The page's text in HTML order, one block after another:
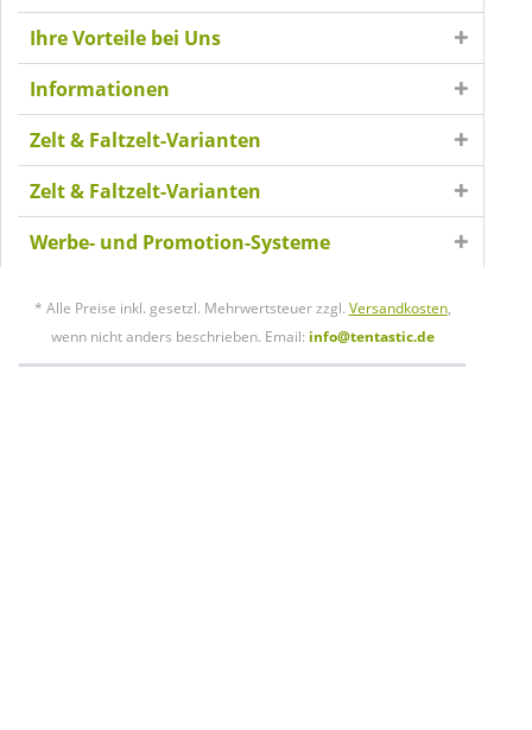
Ihre Vorteile bei Uns
Informationen
Zelt & Faltzelt-Varianten
Zelt & Faltzelt-Varianten
Werbe- und Promotion-Systeme
* Alle Preise inkl. gesetzl. Mehrwertsteuer zzgl. Versandkosten,
wenn nicht anders beschrieben. Email: info@tentastic.de